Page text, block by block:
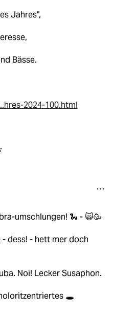
Jahres",
Bässe.
2024-100.html
umschlungen! 🐍 - 🙀🥳
- dess! - hett mer doch
Noi! Lecker Susaphon.
🕳️